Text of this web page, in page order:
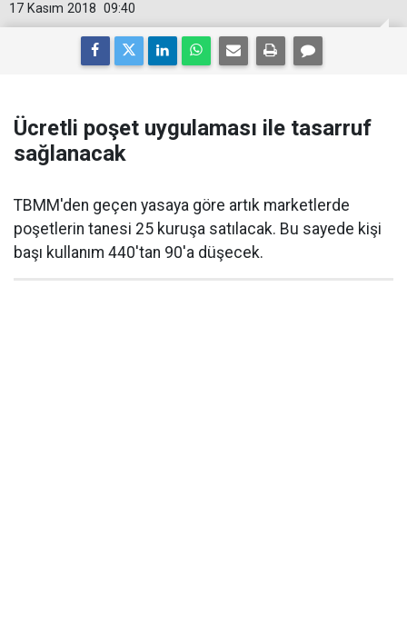
09:40
17 Kasım 2018
Ücretli poşet uygulaması ile tasarruf
sağlanacak
TBMM'den geçen yasaya göre artık marketlerde
poşetlerin tanesi 25 kuruşa satılacak. Bu sayede kişi
başı kullanım 440'tan 90'a düşecek.